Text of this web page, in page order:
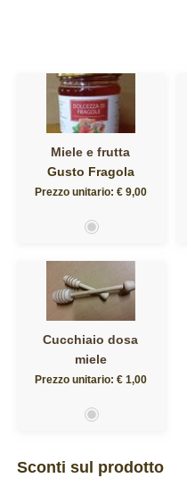
Miele e frutta
Gusto Fragola
Prezzo unitario: € 9,00
Cucchiaio dosa
miele
Prezzo unitario: € 1,00
Sconti sul prodotto